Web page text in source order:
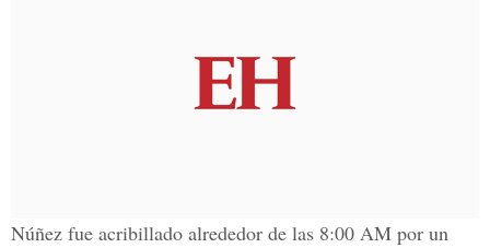
Núñez fue acribillado alrededor de las 8:00 AM por un